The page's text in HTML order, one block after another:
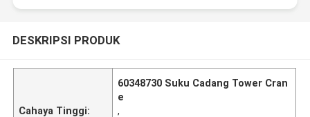
DESKRIPSI PRODUK
Cahaya Tinggi:
60348730 Suku Cadang Tower Cran
e
,